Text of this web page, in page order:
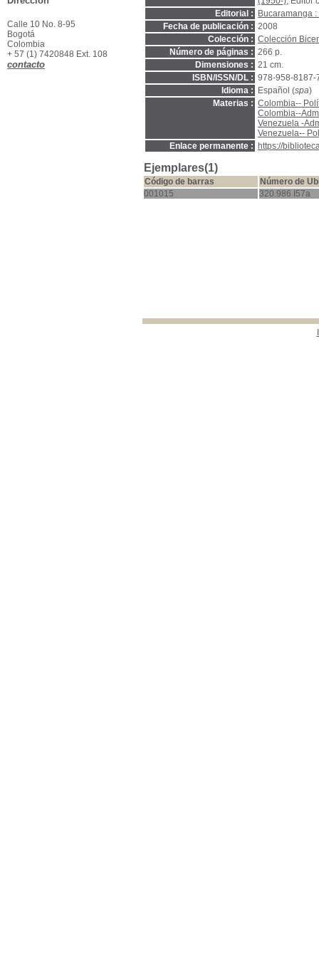
Editorial :
Bucaramanga
Fecha de publicación : 2008
Colección : Colección
Número de páginas : 266 p.
Dimensiones : 21 cm.
ISBN/ISSN/DL : 978-958-8187-
Idioma :
Español (spa)
Materias : Colombia--
Colombia--
Venezuela -
Venezuela--
Enlace permanente :
https://
Ejemplares(1)
Código de barras
Número de
001015
320.986 I57a
Calle 10 No. 8-95
Bogotá
Colombia
+ 57 (1) 7420848 Ext. 108
contacto